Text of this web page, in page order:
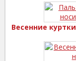
Весенние